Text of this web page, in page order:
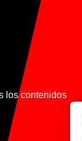
los contenidos